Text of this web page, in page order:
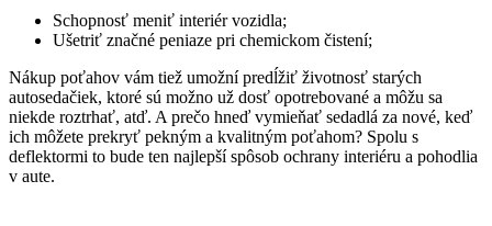
Schopnosť meniť interiér vozidla;
Ušetriť značné peniaze pri chemickom čistení;
Nákup poťahov vám tiež umožní predĺžiť životnosť starých
autosedačiek, ktoré sú možno už dosť opotrebované a môžu sa
niekde roztrhať, atď. A prečo hneď vymieňať sedadlá za nové, keď
ich môžete prekryť pekným a kvalitným poťahom? Spolu s
deflektormi to bude ten najlepší spôsob ochrany interiéru a pohodlia
v aute.